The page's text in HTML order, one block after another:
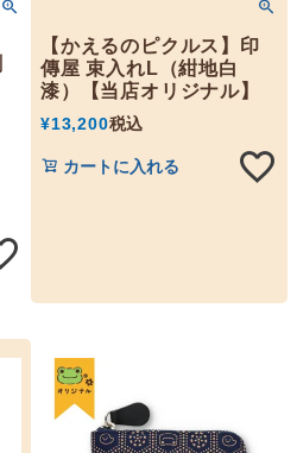
【かえるのピクルス】印
傳屋 束入れL（紺地白
漆）【当店オリジナル】
¥13,200税込
カートに入れる